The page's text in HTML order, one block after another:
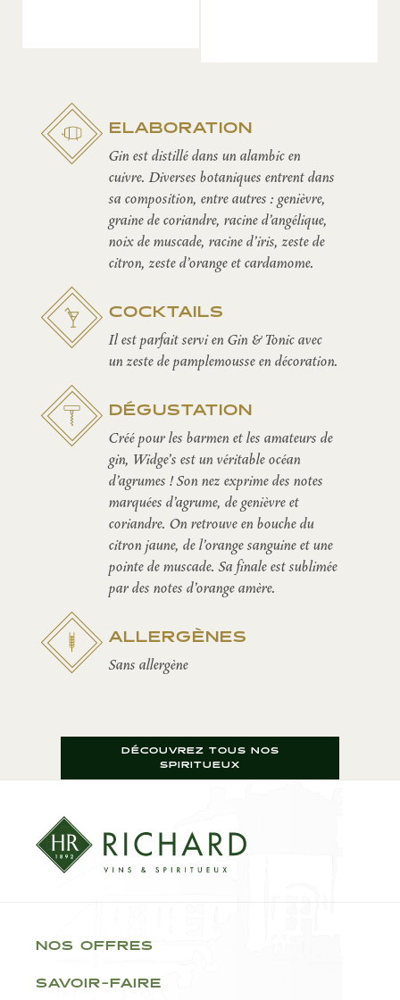
ELABORATION
Gin est distillé dans un alambic en
cuivre. Diverses botaniques entrent dans
sa composition, entre autres : genièvre,
graine de coriandre, racine d’angélique,
noix de muscade, racine d’iris, zeste de
citron, zeste d’orange et cardamome.
COCKTAILS
Il est parfait servi en Gin & Tonic avec
un zeste de pamplemousse en décoration.
DÉGUSTATION
Créé pour les barmen et les amateurs de
gin, Widge’s est un véritable océan
d’agrumes ! Son nez exprime des notes
marquées d’agrume, de genièvre et
coriandre. On retrouve en bouche du
citron jaune, de l’orange sanguine et une
pointe de muscade. Sa finale est sublimée
par des notes d’orange amère.
ALLERGÈNES
Sans allergène
DÉCOUVREZ TOUS NOS
SPIRITUEUX
NOS OFFRES
SAVOIR-FAIRE